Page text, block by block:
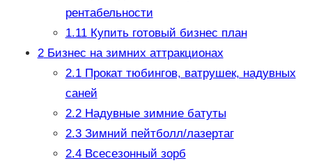
рентабельности
1.11Купить готовый бизнес план
2Бизнес на зимних аттракционах
2.1Прокат тюбингов, ватрушек, надувных
саней
2.2Надувные зимние батуты
2.3Зимний пейтболл/лазертаг
2.4Всесезонный зорб